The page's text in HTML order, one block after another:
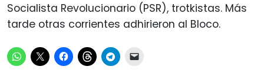
Socialista Revolucionario (PSR), trotkistas. Más
tarde otras corrientes adhirieron al Bloco.